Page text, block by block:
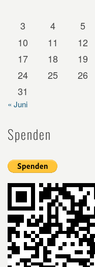
3
4 5
10
11 12
17
18 19
24
25 26
31
« Juni
Spenden